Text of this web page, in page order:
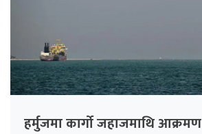
हर्मुजमा कार्गो जहाजमाथि आक्रमण